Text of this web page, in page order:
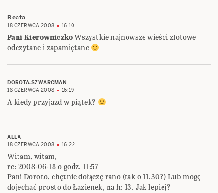
Beata
18 CZERWCA 2008 16:10
Pani KierowniczkoWszystkie najnowsze wieści zlotowe
odczytane i zapamiętane
DOROTA.SZWARCMAN
18 CZERWCA 2008
16:19
A kiedy przyjazd w piątek?
ALLA
18 CZERWCA 2008
16:22
Witam, witam,
re: 2008-06-18 o godz. 11:57
Pani Doroto, chętnie dołączę rano (tak o 11.30?) Lub mogę
dojechać prosto do Łazienek, na h: 13. Jak lepiej?